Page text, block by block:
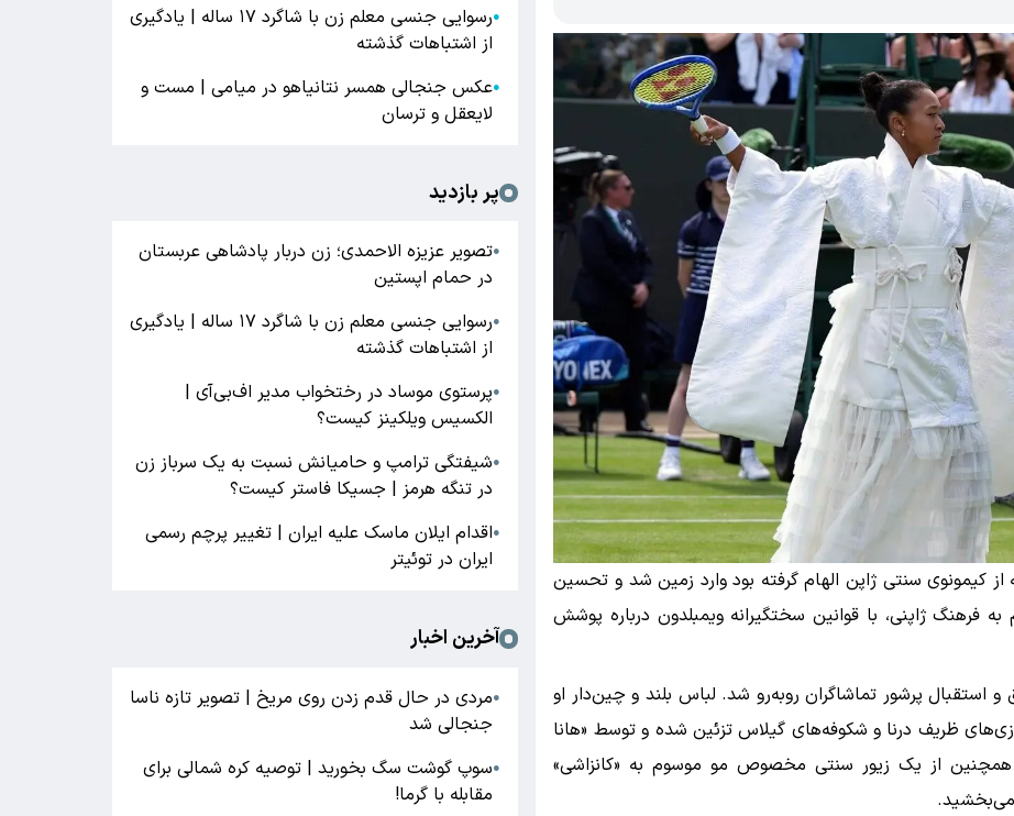
از کیمونوی سنتی ژاپن الهام گرفته بود وارد زمین شد و تحسین
فرهنگ ژاپنی، با قوانین سختگیرانه ویمبلدون درباره پوشش
تشویق و استقبال پرشور تماشاگران روبه‌رو شد. لباس بلند و چین‌دار او
ظریف درنا و شکوفه‌های گیلاس تزئین شده و توسط «هانا
همچنین از یک زیور سنتی مخصوص مو موسوم به «کانزاشی»
می‌بخشید.
●
رسوایی جنسی معلم زن با شاگرد ۱۷ ساله | یادگیری
از اشتباهات گذشته
●عکس جنجالی همسر نتانیاهو در میامی | مست و
لایعقل و ترسان
پر بازدید
●تصویر عزیزه الاحمدی؛ زن دربار پادشاهی عربستان
در حمام اپستین
●
رسوایی جنسی معلم زن با شاگرد ۱۷ ساله | یادگیری
از اشتباهات گذشته
●پرستوی موساد در رختخواب مدیر اف‌بی‌آی |
الکسیس ویلکینز کیست؟
●شیفتگی ترامپ و حامیانش نسبت به یک سرباز زن
در تنگه هرمز | جسیکا فاستر کیست؟
●اقدام ایلان ماسک علیه ایران | تغییر پرچم رسمی
ایران در توئیتر
آخرین اخبار
●مردی در حال قدم زدن روی مریخ | تصویر تازه ناسا
جنجالی شد
●سوپ گوشت سگ بخورید | توصیه کره شمالی برای
مقابله با گرما!